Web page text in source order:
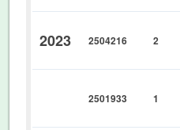
2023 2504216 2
2501933 1